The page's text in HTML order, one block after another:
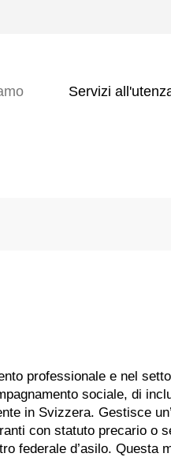
Servizi
professionale e nel
sociale, di
in Svizzera. Gestisce
con statuto precario o
federale d’asilo. Questa